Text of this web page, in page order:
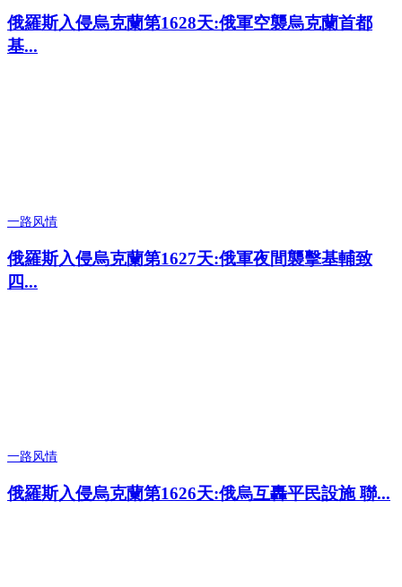
俄羅斯入侵烏克蘭第1628天:俄軍空襲烏克蘭首都
基...
一路风情
俄羅斯入侵烏克蘭第1627天:俄軍夜間襲擊基輔致
四...
一路风情
俄羅斯入侵烏克蘭第1626天:俄烏互轟平民設施 聯...